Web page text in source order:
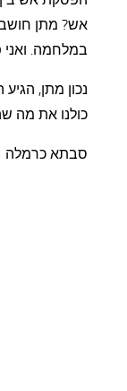
אש? מתן
במלחמה.
נכון מתן,
כולנו את מה
סבתא כרמלה